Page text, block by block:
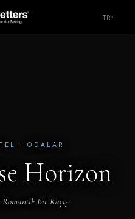
TR ▾
· ODALAR
Horizon
Romantik Bir Kaçış